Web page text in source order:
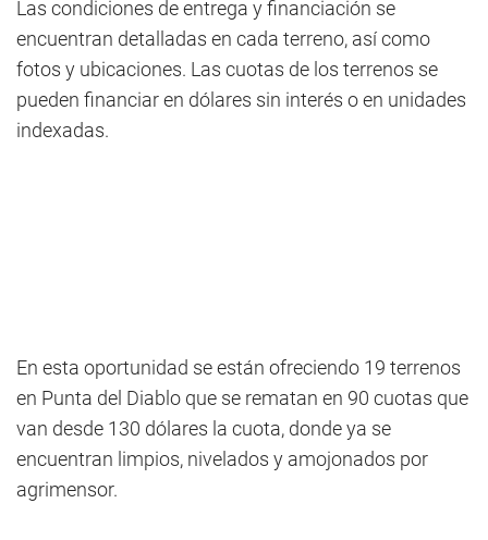
Las condiciones de entrega y financiación se
encuentran detalladas en cada terreno, así como
fotos y ubicaciones. Las cuotas de los terrenos se
pueden financiar en dólares sin interés o en unidades
indexadas.
En esta oportunidad se están ofreciendo 19 terrenos
en Punta del Diablo que se rematan en 90 cuotas que
van desde 130 dólares la cuota, donde ya se
encuentran limpios, nivelados y amojonados por
agrimensor.